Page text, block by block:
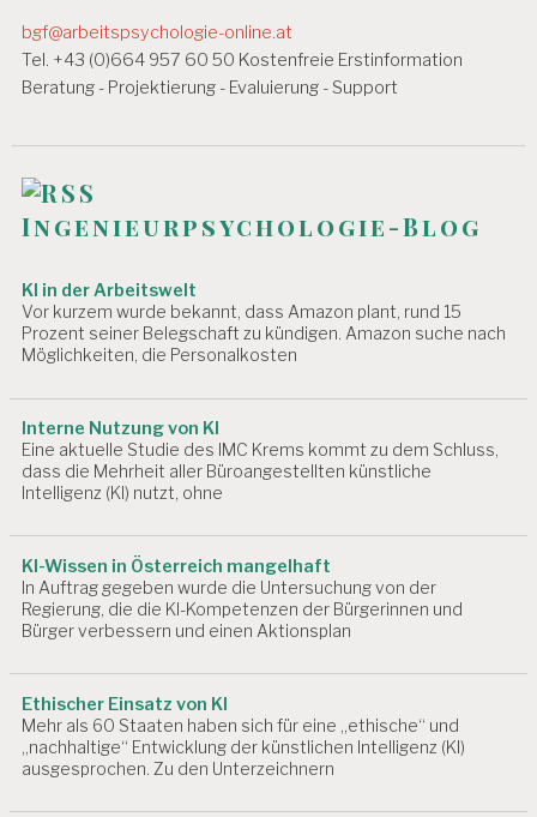
G
E
R
EI
SI
P
E
K
T
A
T
A
EI
T
S
P
C
H
O
L
v
i
a
t
i
n
bgf@arbeitspsychologie-online.at
Tel. +43 (0)664 957 60 50 Kostenfreie Erstinformation
Beratung - Projektierung - Evaluierung - Support
Ingenieurpsychologie-Blog
KI in der Arbeitswelt
Vor kurzem wurde bekannt, dass Amazon plant, rund 15
Prozent seiner Belegschaft zu kündigen. Amazon suche nach
Möglichkeiten, die Personalkosten
Interne Nutzung von KI
Eine aktuelle Studie des IMC Krems kommt zu dem Schluss,
dass die Mehrheit aller Büroangestellten künstliche
Intelligenz (KI) nutzt, ohne
KI-Wissen in Österreich mangelhaft
In Auftrag gegeben wurde die Untersuchung von der
Regierung, die die KI-Kompetenzen der Bürgerinnen und
Bürger verbessern und einen Aktionsplan
Ethischer Einsatz von KI
Mehr als 60 Staaten haben sich für eine „ethische“ und
„nachhaltige“ Entwicklung der künstlichen Intelligenz (KI)
ausgesprochen. Zu den Unterzeichnern